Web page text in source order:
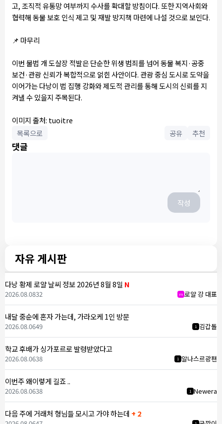
고, 조직적 유통망 여부까지 수사를 확대할 방침이다. 또한 지역사회와
협력해 동물 보호 인식 제고 및 재발 방지책 마련에 나설 것으로 보인다.
📌 마무리
이번 불법 개 도살장 적발은 단순한 위생 범죄를 넘어 동물 복지·공중
보건·관광 신뢰가 복합적으로 얽힌 사안이다. 관광 중심 도시로 도약을
이어가는 다낭이 법 집행 강화와 제도적 관리를 통해 도시의 신뢰를 지
켜낼 수 있을지 주목된다.
이미지 출처: tuoitre
목록으로
공유 추천
댓글
작성
자유 게시판
다낭 황제 로얄 날씨 정보 2026년 8월 8일 N
m 로얄 강 대표
2026.08.0832
내달 중순에 혼자 가는데, 가라오케 1인 방문
1 김갑돌
2026.08.0649
학교 후배가 싱가포르로 발령받았다고
1 알나스르광팬
2026.08.0638
이번주 왜이렇게 길죠 ..
1 Newera
2026.08.0638
다음 주에 거래처 형님들 모시고 가야 하는데 + 2